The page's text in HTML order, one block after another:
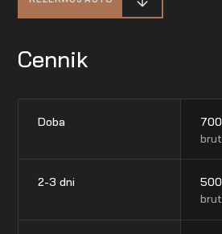
Cennik
Doba 700
2-3 dni 500